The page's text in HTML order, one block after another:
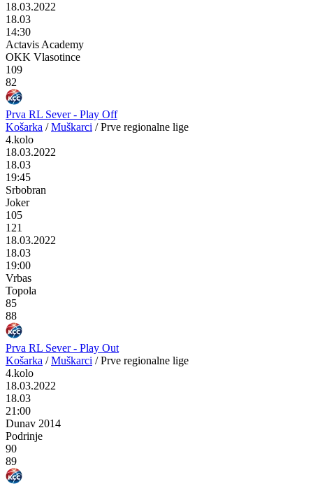
18.03.2022
18.03
14:30
Actavis Academy
OKK Vlasotince
109
82
Prva RL Sever - Play Off
Košarka / Muškarci / Prve regionalne lige
4.kolo
18.03.2022
18.03
19:45
Srbobran
Joker
105
121
18.03.2022
18.03
19:00
Vrbas
Topola
85
88
Prva RL Sever - Play Out
Košarka / Muškarci / Prve regionalne lige
4.kolo
18.03.2022
18.03
21:00
Dunav 2014
Podrinje
90
89